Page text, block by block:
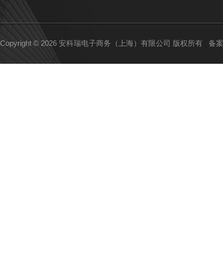
Copyright © 2026 安科瑞电子商务（上海）有限公司 版权所有 备